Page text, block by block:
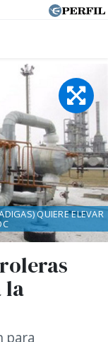
la
para
QUIERE ELEVAR